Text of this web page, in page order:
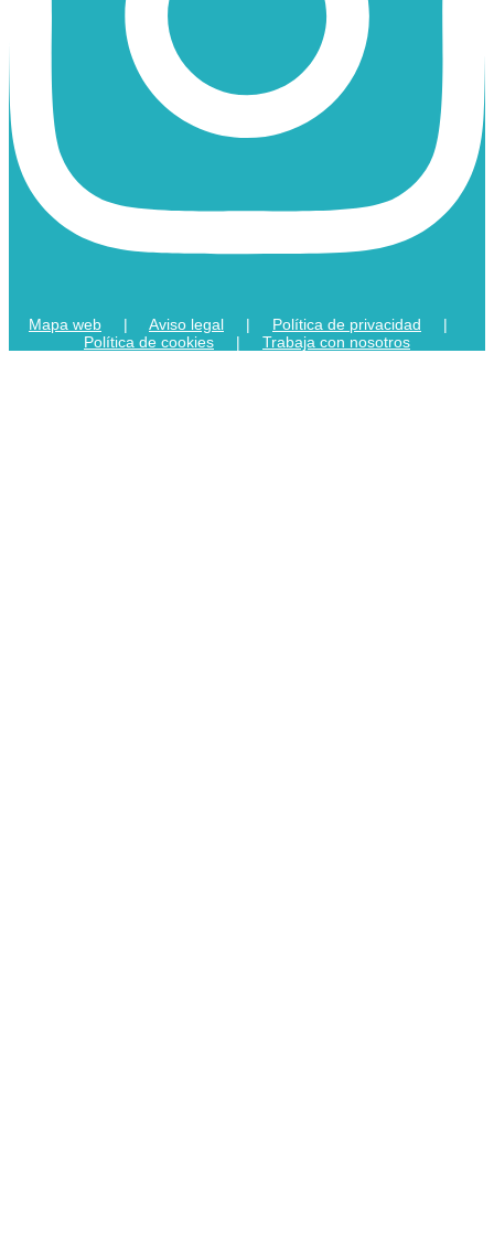
Mapa web | Aviso legal | Política de privacidad |
Política de cookies | Trabaja con nosotros